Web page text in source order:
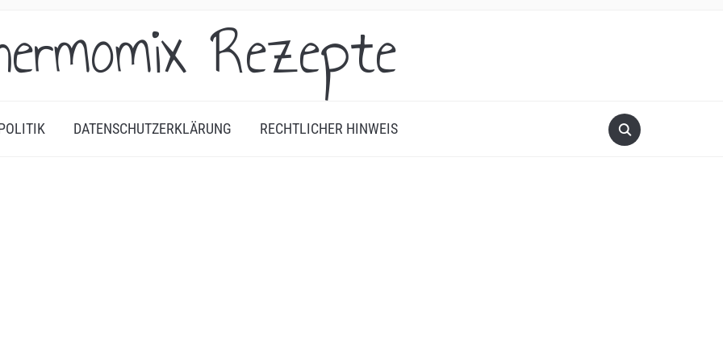
Rezepte
DATENSCHUTZERKLÄRUNG RECHTLICHER HINWEIS